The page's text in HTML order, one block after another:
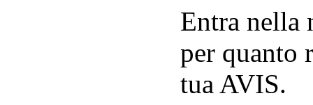
Entra nella
per quanto
tua AVIS.